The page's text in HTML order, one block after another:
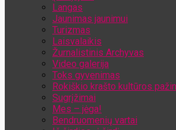
Langas
Jaunimas jaunimui
Turizmas
Laisvalaikis
Žurnalistinis Archyvas
Video galerija
Toks gyvenimas
Rokiškio krašto kultūros
Sugrįžimai
Mes – jėga!
Bendruomenių vartai